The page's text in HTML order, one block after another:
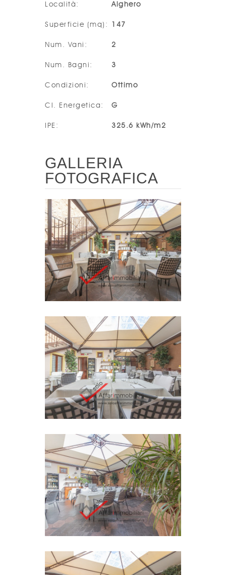
Località : Alghero
Superficie (mq) : 147
Num. Vani : 2
Num. Bagni : 3
Condizioni : Ottimo
Cl. Energetica : G
IPE : 325.6 kWh/m 2
GALLERIA
FOTOGRAFICA